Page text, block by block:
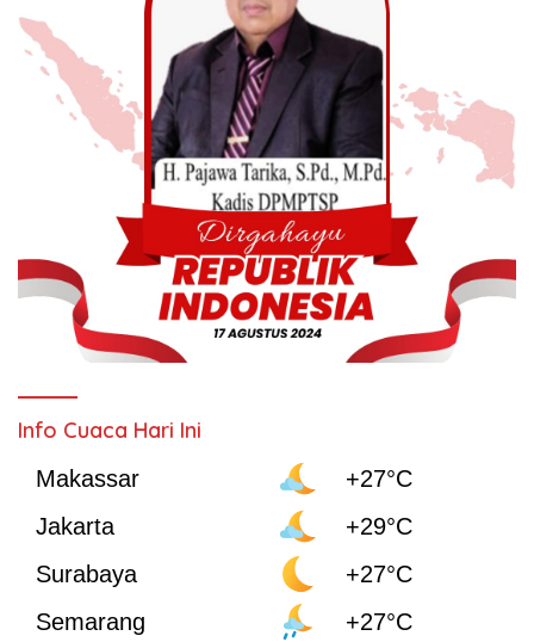
Info Cuaca Hari Ini
Makassar
+27°C
Jakarta
+29°C
Surabaya
+27°C
Semarang
+27°C